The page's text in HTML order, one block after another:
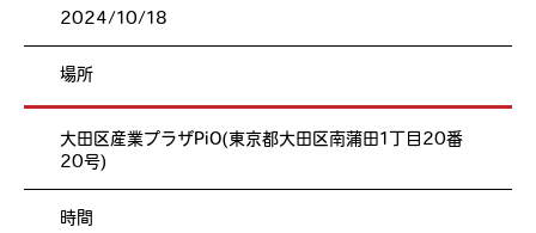
2024/10/18
場所
大田区産業プラザPiO(東京都大田区南蒲田1丁目20番
20号)
時間